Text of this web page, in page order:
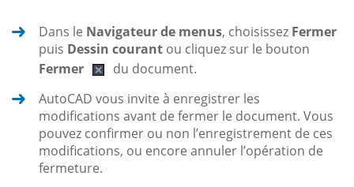
Dans le Navigateur de menus, choisissez Fermer
puis Dessin courant ou cliquez sur le bouton
Fermer
du document.
AutoCAD vous invite à enregistrer les
modifications avant de fermer le document. Vous
pouvez confirmer ou non l’enregistrement de ces
modifications, ou encore annuler l’opération de
fermeture.